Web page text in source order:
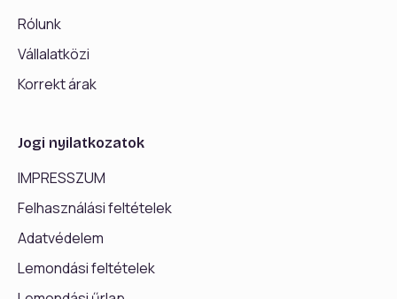
Rólunk
Vállalatközi
Korrekt árak
Jogi nyilatkozatok
IMPRESSZUM
Felhasználási feltételek
Adatvédelem
Lemondási feltételek